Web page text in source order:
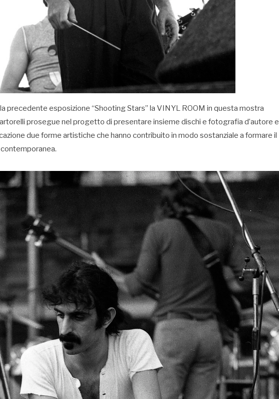
precedente esposizione “Shooting Stars” la VINYL ROOM in questa mostra
prosegue nel progetto di presentare insieme dischi e fotografia d’autore e
due forme artistiche che hanno contribuito in modo sostanziale a formare il